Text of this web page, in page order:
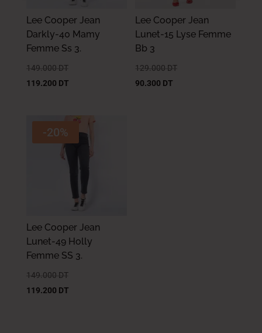
Lee Cooper Jean
Darkly-40 Mamy
Femme Ss 3.
149.000 DT
119.200 DT
Lee Cooper Jean
Lunet-15 Lyse Femme
Bb 3
129.000 DT
90.300 DT
-20%
Lee Cooper Jean
Lunet-49 Holly
Femme SS 3.
149.000 DT
119.200 DT